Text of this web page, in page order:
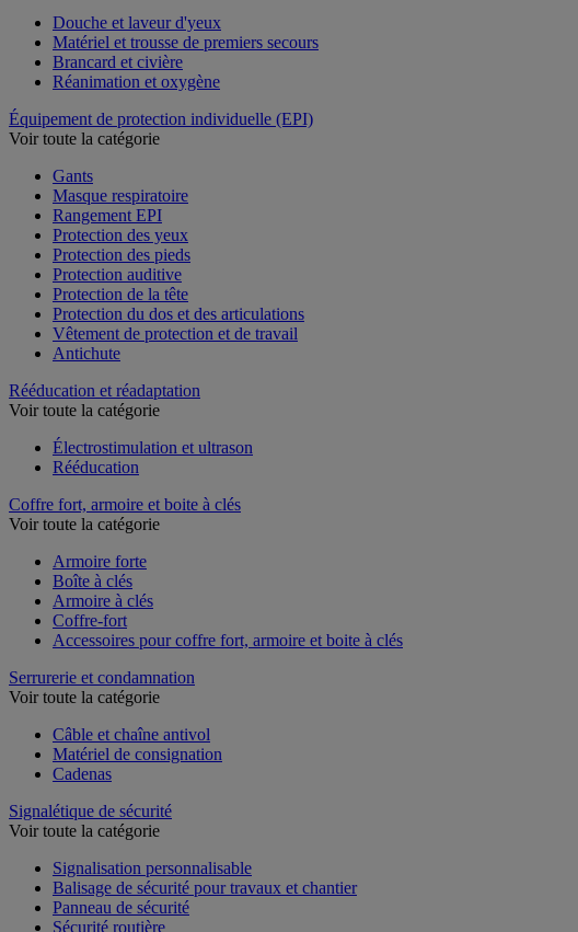
Douche et laveur d'yeux
Matériel et trousse de premiers secours
Brancard et civière
Réanimation et oxygène
Équipement de protection individuelle (EPI)
Voir toute la catégorie
Gants
Masque respiratoire
Rangement EPI
Protection des yeux
Protection des pieds
Protection auditive
Protection de la tête
Protection du dos et des articulations
Vêtement de protection et de travail
Antichute
Rééducation et réadaptation
Voir toute la catégorie
Électrostimulation et ultrason
Rééducation
Coffre fort, armoire et boite à clés
Voir toute la catégorie
Armoire forte
Boîte à clés
Armoire à clés
Coffre-fort
Accessoires pour coffre fort, armoire et boite à clés
Serrurerie et condamnation
Voir toute la catégorie
Câble et chaîne antivol
Matériel de consignation
Cadenas
Signalétique de sécurité
Voir toute la catégorie
Signalisation personnalisable
Balisage de sécurité pour travaux et chantier
Panneau de sécurité
Sécurité routière